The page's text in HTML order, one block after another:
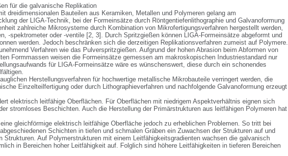
für die galvanische Replikation
dreidimensionalen Bauteilen aus Keramiken, Metallen und Polymeren gelang am
der LIGA-Technik, bei der Formeinsätze durch Röntgentiefenlithographie und Galvanoformung
zahlreiche Mikrosysteme durch Kombination von Mikrofertigungsverfahren hergestellt werden,
-spektrometer oder -ventile [2, 3]. Durch Spritzgießen können LIGA-Formeinsätze abgeformt und
werden. Jedoch beschränken sich die derzeitigen Replikationsverfahren zumeist auf Polymere.
Verfahren wie das Pulverspritzgießen. Aufgrund der hohen Abrasion beim Abformen von
Formmassen weisen die Formeinsätze gemessen am makroskopischen Industriestandard nur
für LIGA-Formeinsätze wäre es wünschenswert, diese durch ein schonendes
Herstellungsverfahren für hochwertige metallische Mikrobauteile verringert werden, die
Einzelteilfertigung oder durch Lithographieverfahren und nachfolgende Galvanoformung erzeugt
elektrisch leitfähige Oberflächen. Für Oberflächen mit niedrigem Aspektverhältnis eignen sich
stromloses Beschichten. Auch die Herstellung der Primärstrukturen aus leitfähigen Polymeren hat
gleichförmige elektrisch leitfähige Oberfläche jedoch zu erheblichen Problemen. So tritt bei
Schichten in tiefen und schmalen Gräben ein Zuwachsen der Strukturen auf und
Strukturen. Auf Polymerstrukturen mit einem Leitfähigkeitsgradienten wachsen die galvanisch
in Bereichen hoher Leitfähigkeit auf. Folglich sind höhere Leitfähigkeiten in tieferen Bereichen